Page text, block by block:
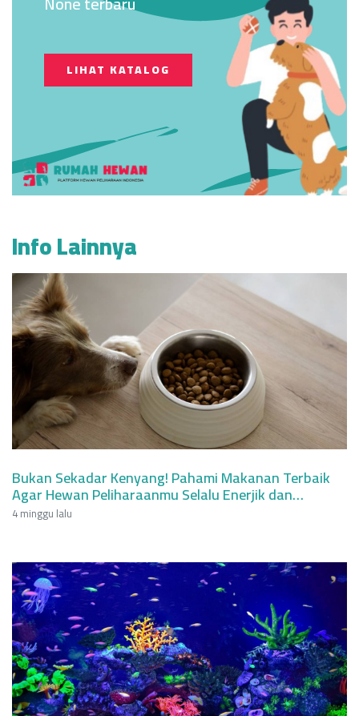
LIHAT KATALOG
Info Lainnya
Bukan Sekadar Kenyang! Pahami Makanan Terbaik
Agar Hewan Peliharaanmu Selalu Enerjik dan
Berumur Panjang
4 minggu lalu